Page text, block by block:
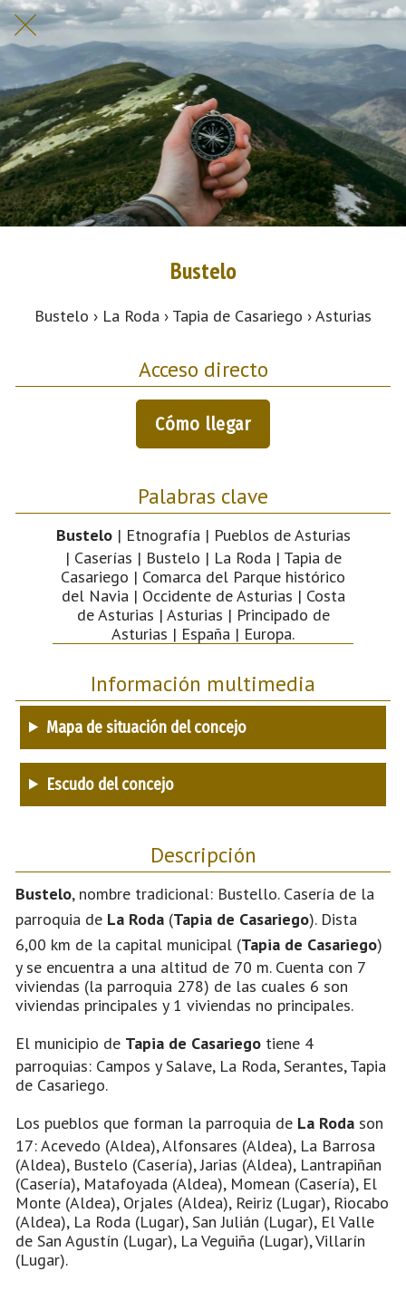
Bustelo
Bustelo › La Roda › Tapia de Casariego › Asturias
Acceso directo
Cómo llegar
Palabras clave
Bustelo| Etnografía | Pueblos de Asturias
| Caserías | Bustelo | La Roda | Tapia de
Casariego | Comarca del Parque histórico
del Navia | Occidente de Asturias | Costa
de Asturias | Asturias | Principado de
Asturias | España | Europa.
Información multimedia
Mapa de situación del concejo
Escudo del concejo
Descripción
Bustelo, nombre tradicional: Bustello. Casería de la
parroquia de La Roda (Tapia de Casariego). Dista
6,00 km de la capital municipal (Tapia de Casariego)
y se encuentra a una altitud de 70 m. Cuenta con 7
viviendas (la parroquia 278) de las cuales 6 son
viviendas principales y 1 viviendas no principales.
El municipio de Tapia de Casariego tiene 4
parroquias: Campos y Salave, La Roda, Serantes, Tapia
de Casariego.
Los pueblos que forman la parroquia de La Roda son
17: Acevedo (Aldea), Alfonsares (Aldea), La Barrosa
(Aldea), Bustelo (Casería), Jarias (Aldea), Lantrapiñan
(Casería), Matafoyada (Aldea), Momean (Casería), El
Monte (Aldea), Orjales (Aldea), Reiriz (Lugar), Riocabo
(Aldea), La Roda (Lugar), San Julián (Lugar), El Valle
de San Agustín (Lugar), La Veguiña (Lugar), Villarín
(Lugar).